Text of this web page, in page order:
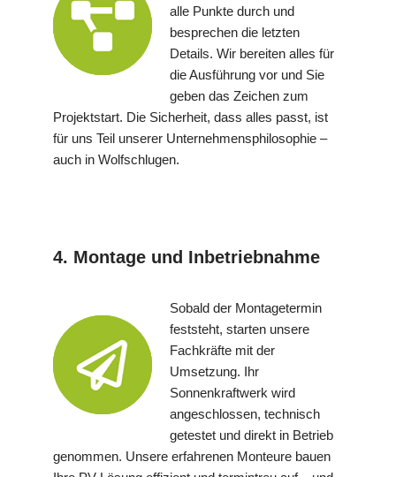
alle Punkte durch und
besprechen die letzten
Details. Wir bereiten alles für
die Ausführung vor und Sie
geben das Zeichen zum
Projektstart. Die Sicherheit, dass alles passt, ist
für uns Teil unserer Unternehmensphilosophie –
auch in Wolfschlugen.
4. Montage und Inbetriebnahme
Sobald der Montagetermin
feststeht, starten unsere
Fachkräfte mit der
Umsetzung. Ihr
Sonnenkraftwerk wird
angeschlossen, technisch
getestet und direkt in Betrieb
genommen. Unsere erfahrenen Monteure bauen